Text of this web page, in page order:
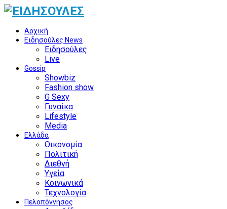
Αρχική
Ειδησούλες News
Ειδησούλες
Live
Gossip
Showbiz
Fashion show
G Sexy
Γυναίκα
Lifestyle
Media
Ελλάδα
Οικονομία
Πολιτική
Διεθνή
Υγεία
Κοινωνικά
Τεχνολογία
Πελοπόννησος